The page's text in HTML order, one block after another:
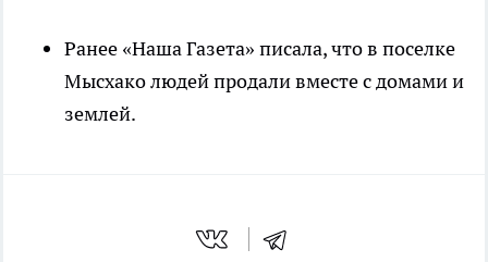
Ранее «Наша Газета» писала, что в поселке
Мысхако людей продали вместе с домами и
землей.